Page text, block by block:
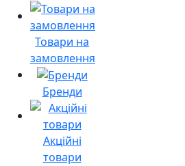
Товари на
замовлення
Бренди
Акційні
товари